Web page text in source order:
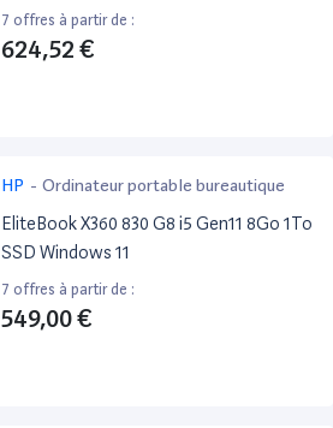
Intel Core 5 - 120U / Jusqu'À 5 Ghz - Win
11 Home - Intel Graphics - 16 Go Ram -
7 offres à partir de :
624,52 €
HP - Ordinateur portable bureautique
EliteBook X360 830 G8 i5 Gen11 8Go 1To
SSD Windows 11
7 offres à partir de :
549,00 €